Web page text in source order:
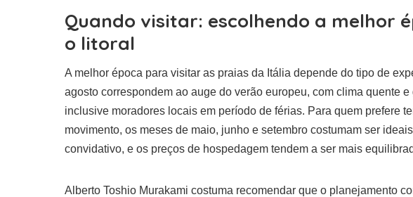
Quando visitar: escolhendo a melhor
o litoral
A melhor época para visitar as praias da Itália depende do tipo de
agosto correspondem ao auge do verão europeu, com clima quente
inclusive moradores locais em período de férias. Para quem prefere
movimento, os meses de maio, junho e setembro costumam ser
convidativo, e os preços de hospedagem tendem a ser mais
Alberto Toshio Murakami costuma recomendar que o planejamento